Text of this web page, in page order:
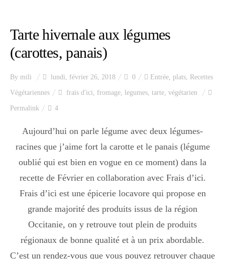
Tarte hivernale aux légumes
(carottes, panais)
By mili lundi, février 26, 2018 0 Entrée, plats, Recettes
Végétariennes frais d'ici, fromage, legumes, tarte, végétarien
Permalink 4
Aujourd’hui on parle légume avec deux légumes-
racines que j’aime fort la carotte et le panais (légume
oublié qui est bien en vogue en ce moment) dans la
recette de Février en collaboration avec Frais d’ici.
Frais d’ici est une épicerie locavore qui propose en
grande majorité des produits issus de la région
Occitanie, on y retrouve tout plein de produits
régionaux de bonne qualité et à un prix abordable.
C’est un rendez-vous que vous pouvez retrouver chaque